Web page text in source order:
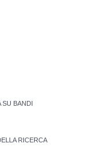
SU BANDI
RICERCA